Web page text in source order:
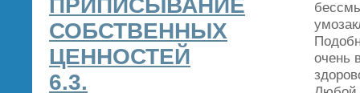
ПРИПИСЫВАНИЕ
СОБСТВЕННЫХ
ЦЕННОСТЕЙ
6.3.
очень